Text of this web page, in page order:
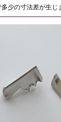
少の寸法差が生じ